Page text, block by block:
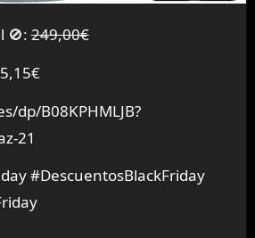
🚫:249,00€
dp/B08KPHMLJB?
21
#DescuentosBlackFriday